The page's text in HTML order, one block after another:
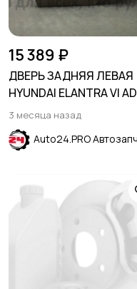
15 389 ₽
ДВЕРЬ ЗАДНЯЯ ЛЕВАЯ
HYUNDAI ELANTRA VI AD
2015-2020
3 месяца назад